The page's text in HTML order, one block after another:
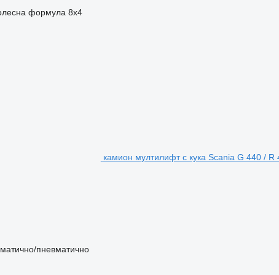
формула 8x4
камион мултилифт с кука Scania G 440 /
пневматично